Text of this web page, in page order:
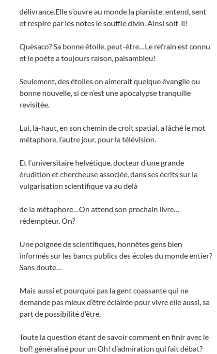
délivrance.Elle s’ouvre au monde la pianiste, entend, sent
et respire par les notes le souffle divin. Ainsi soit-il!
Quèsaco? Sa bonne étoile, peut-être…Le refrain est connu
et le poète a toujours raison, palsambleu!
Seulement, des étoiles on aimerait quelque évangile ou
bonne nouvelle, si ce n’est une apocalypse tranquille
revisitée.
Lui, là-haut, en son chemin de croît spatial, a lâché le mot
métaphore, l’autre jour, pour la télévision.
Et l’universitaire helvétique, docteur d’une grande
érudition et chercheuse associée, dans ses écrits sur la
vulgarisation scientifique va au delà
de la métaphore…On attend son prochain livre…
rédempteur. On?
Une poignée de scientifiques, honnêtes gens bien
informés sur les bancs publics des écoles du monde entier?
Sans doute…
Mais aussi et pourquoi pas la gent coassante qui ne
demande pas mieux d’être éclairée pour vivre elle aussi, sa
part de possibilité d’être.
Toute la question étant de savoir comment en finir avec le
bof! généralisé pour un Oh! d’admiration qui fait débat?